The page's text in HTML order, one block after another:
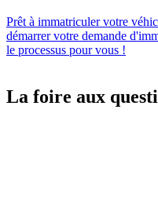
Prêt à immatriculer votre
démarrer votre demande
le processus pour vous !
La foire aux